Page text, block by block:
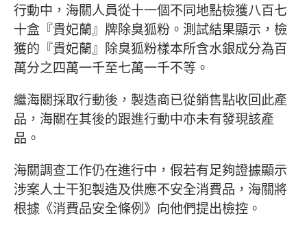
行動中，海關人員從十一個不同地點檢獲八百七
十盒『貴妃蘭』牌除臭狐粉。測試結果顯示，檢
獲的『貴妃蘭』除臭狐粉樣本所含水銀成分為百
萬分之四萬一千至七萬一千不等。
繼海關採取行動後，製造商已從銷售點收回此產
品，海關在其後的跟進行動中亦未有發現該產
品。
海關調查工作仍在進行中，假若有足夠證據顯示
涉案人士干犯製造及供應不安全消費品，海關將
根據《消費品安全條例》向他們提出檢控。